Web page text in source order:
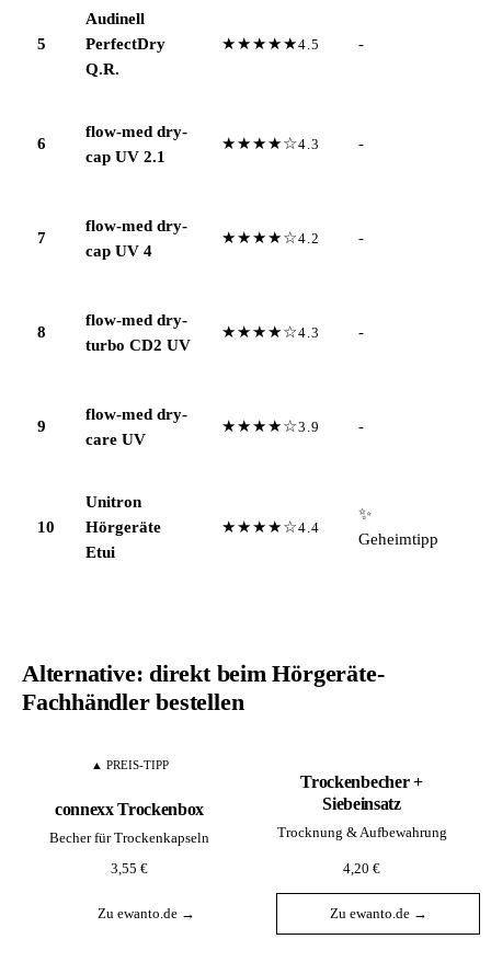
5
Audinell
PerfectDry
Q.R.
★★★★★4.5 -
6
flow-med dry-
cap UV 2.1
★★★★☆4.3 -
7
flow-med dry-
cap UV 4
★★★★☆4.2 -
8
flow-med dry-
turbo CD2 UV
★★★★☆4.3 -
9
flow-med dry-
care UV
★★★★☆3.9 -
10
Unitron
Hörgeräte
Etui
★★★★☆4.4
✨
Geheimtipp
Alternative: direkt beim Hörgeräte-
Fachhändler bestellen
▲ PREIS-TIPP
connexx Trockenbox
Becher für Trockenkapseln
3,55 €
Zu ewanto.de →
Trockenbecher +
Siebeinsatz
Trocknung & Aufbewahrung
4,20 €
Zu ewanto.de →